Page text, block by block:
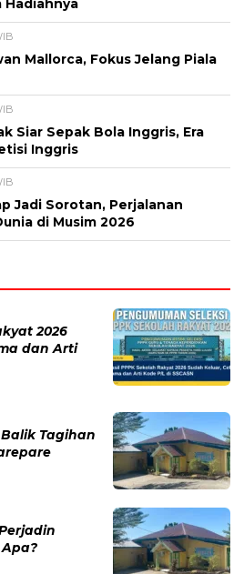
situs web saya pada peramban ini
Vinícius Júnior, Masa